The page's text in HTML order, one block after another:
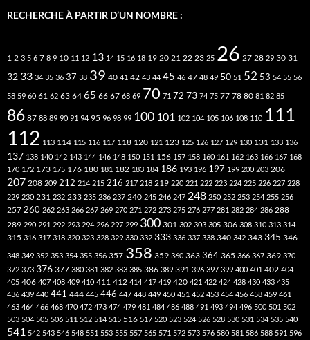
RECHERCHE À PARTIR D’UN NOMBRE :
1 2 3 5 6 7 8 9 10 11 12 13 14 15 16 18 19 20 21 22 23 25 26 27 28 29 30 31
32 33 34 35 36 37 38 39 40 41 42 43 44 45 46 47 48 49 50 51 52 53 54 55 56
58 59 60 61 62 63 64 65 66 67 68 69 70 71 72 73 74 75 77 78 80 81 82 85
86 87 88 89 90 91 94 95 96 98 99 100 101 102 104 105 106 108 110 111
112 113 114 115 116 117 118 120 121 123 125 126 127 129 130 131 133 136
137 138 140 142 143 144 146 148 150 151 156 157 158 160 161 162 163 166 167 168
170 172 173 175 176 180 181 182 183 184 186 193 196 197 199 200 203 206
207 208 209 212 214 215 216 217 218 219 220 221 222 223 224 225 226 227 228
229 230 231 232 233 235 236 237 240 245 246 247 248 250 252 253 254 255 256
257 260 262 263 266 267 269 270 271 272 273 275 276 277 281 282 284 286 288
289 290 291 292 293 294 296 297 299 300 301 302 303 305 306 308 310 313 314
315 316 317 318 320 323 328 329 330 332 333 336 337 338 340 342 343 345 346
348 349 352 353 354 355 356 357 358 359 360 363 364 365 366 367 369 370
372 373 376 377 380 381 382 383 385 386 389 391 396 397 399 400 401 402 404
405 406 407 408 409 410 411 412 414 417 419 420 421 422 424 428 430 433 435
436 439 440 441 444 445 446 447 448 449 450 451 452 453 454 456 458 459 461
463 464 466 468 470 472 473 474 479 481 484 486 488 491 493 494 496 500 501 502
503 504 505 506 511 512 514 515 516 517 520 523 524 526 528 530 531 534 535 540
541 542 543 546 548 551 553 555 557 565 571 572 573 576 580 581 586 588 591 596